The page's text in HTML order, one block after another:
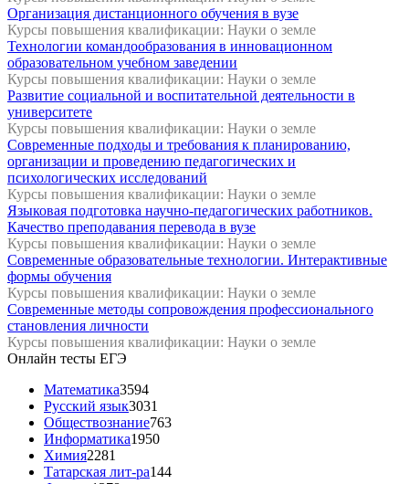
Организация дистанционного обучения в вузе
Курсы повышения квалификации: Науки о земле
Технологии командообразования в инновационном
образовательном учебном заведении
Курсы повышения квалификации: Науки о земле
Развитие социальной и воспитательной деятельности в
университете
Курсы повышения квалификации: Науки о земле
Современные подходы и требования к планированию,
организации и проведению педагогических и
психологических исследований
Курсы повышения квалификации: Науки о земле
Языковая подготовка научно-педагогических работников.
Качество преподавания перевода в вузе
Курсы повышения квалификации: Науки о земле
Современные образовательные технологии. Интерактивные
формы обучения
Курсы повышения квалификации: Науки о земле
Современные методы сопровождения профессионального
становления личности
Курсы повышения квалификации: Науки о земле
Онлайн тесты ЕГЭ
Математика3594
Русский язык3031
Обществознание763
Информатика1950
Химия2281
Татарская лит-ра144